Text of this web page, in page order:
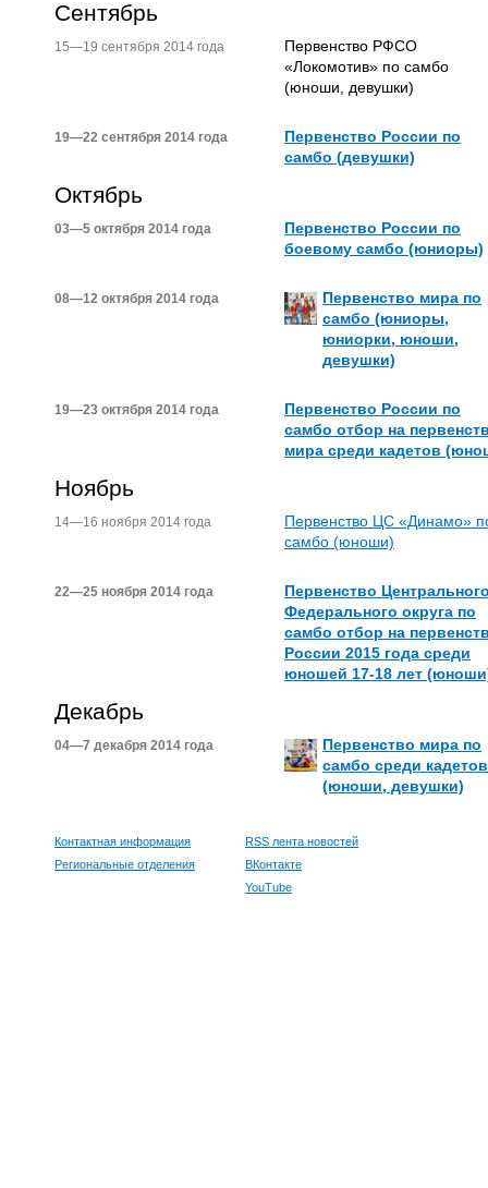
Сентябрь
15—19 сентября 2014 года
Первенство РФСО
«Локомотив» по самбо
(юноши, девушки)
19—22 сентября 2014 года
Первенство России по
самбо (девушки)
Октябрь
03—5 октября 2014 года
Первенство России по
боевому самбо (юниоры)
08—12 октября 2014 года
Первенство мира по
самбо (юниоры,
юниорки, юноши,
девушки)
19—23 октября 2014 года
Первенство России по
самбо отбор на
мира среди кадетов
Ноябрь
14—16 ноября 2014 года
Первенство ЦС «Динамо»
самбо (юноши)
22—25 ноября 2014 года
Первенство
Федерального округа по
самбо отбор на
России 2015 года среди
юношей 17-18 лет
Декабрь
04—7 декабря 2014 года
Первенство мира по
самбо среди кадетов
(юноши, девушки)
Контактная информация
Региональные отделения
RSS лента новостей
ВКонтакте
YouTube